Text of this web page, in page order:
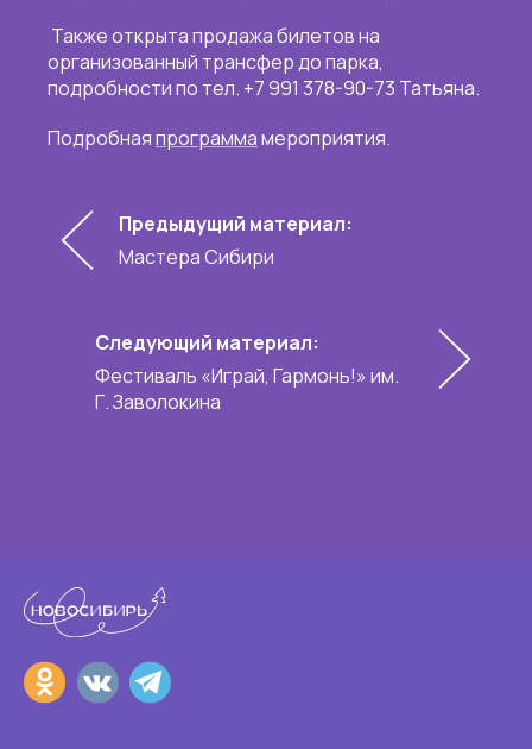
Также открыта продажа билетов на
организованный трансфер до парка,
подробности по тел. +7 991 378-90-73 Татьяна.
Подробнаяпрограммамероприятия.
Предыдущий материал:
Мастера Сибири
Следующий материал:
Фестиваль «Играй, Гармонь!» им.
Г. Заволокина